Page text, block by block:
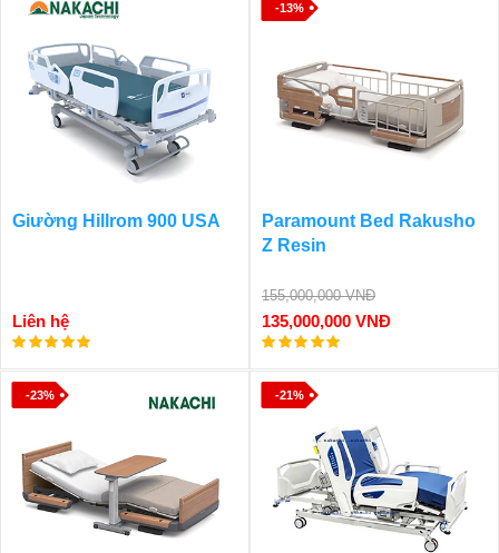
Giường Hillrom 900 USA
Liên hệ
-13%
Paramount Bed Rakusho
Z Resin
155,000,000 VNĐ
135,000,000 VNĐ
-23% -21%